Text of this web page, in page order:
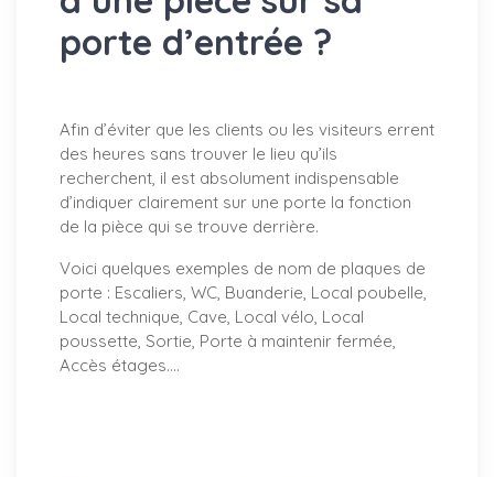
porte d’entrée ?
Afin d’éviter que les clients ou les visiteurs errent
des heures sans trouver le lieu qu’ils
recherchent, il est absolument indispensable
d’indiquer clairement sur une porte la fonction
de la pièce qui se trouve derrière.
Voici quelques exemples de nom de plaques de
porte : Escaliers, WC, Buanderie, Local poubelle,
Local technique, Cave, Local vélo, Local
poussette, Sortie, Porte à maintenir fermée,
Accès étages….